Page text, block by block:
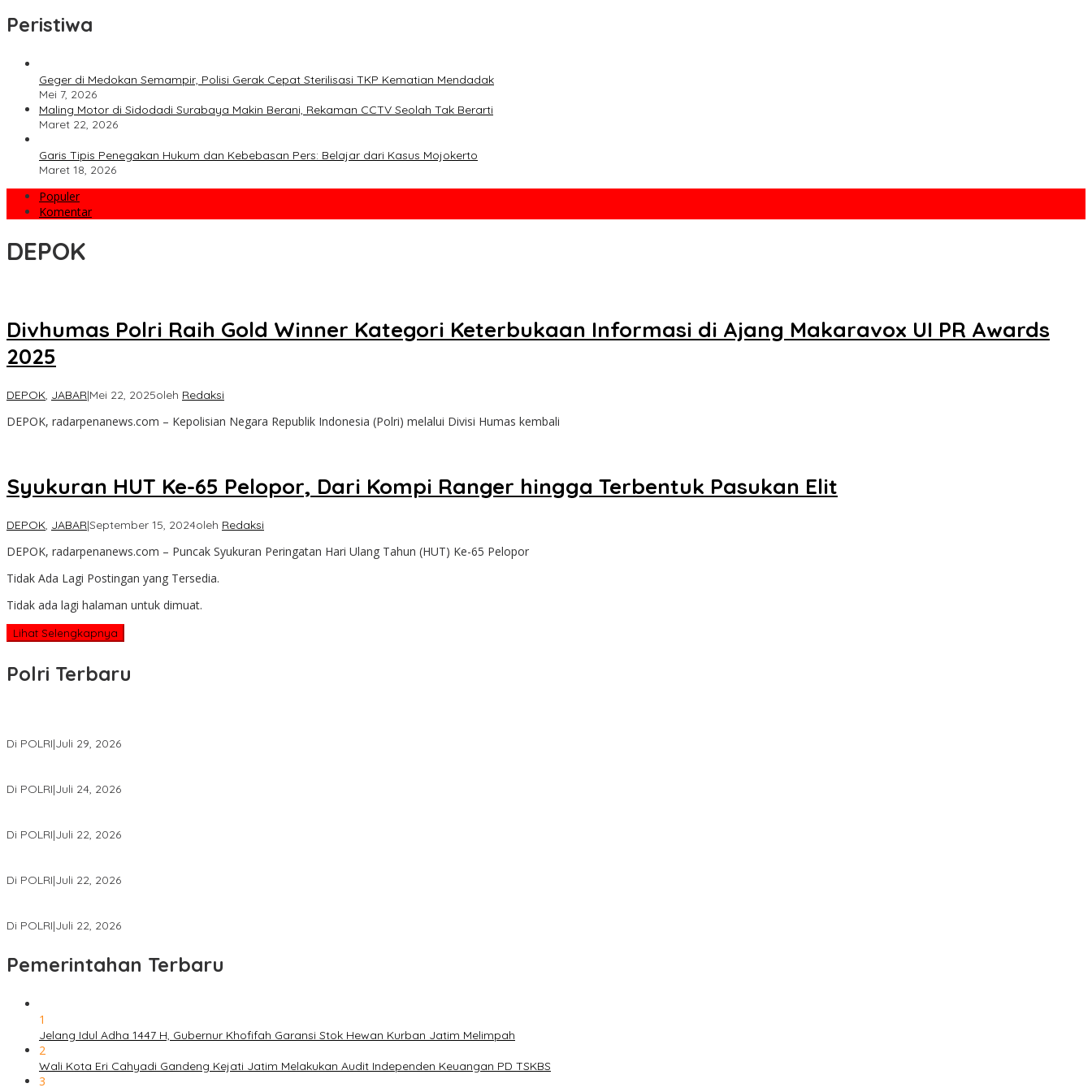
Peristiwa
Geger di Medokan Semampir, Polisi Gerak Cepat Sterilisasi TKP Kematian Mendadak
Mei 7, 2026
Maling Motor di Sidodadi Surabaya Makin Berani, Rekaman CCTV Seolah Tak Berarti
Maret 22, 2026
Garis Tipis Penegakan Hukum dan Kebebasan Pers: Belajar dari Kasus Mojokerto
Maret 18, 2026
Populer
Komentar
DEPOK
Divhumas Polri Raih Gold Winner Kategori Keterbukaan Informasi di Ajang Makaravox UI PR Awards
2025
DEPOK, JABAR|Mei 22, 2025oleh Redaksi
DEPOK, radarpenanews.com – Kepolisian Negara Republik Indonesia (Polri) melalui Divisi Humas kembali
Syukuran HUT Ke-65 Pelopor, Dari Kompi Ranger hingga Terbentuk Pasukan Elit
DEPOK, JABAR|September 15, 2024oleh Redaksi
DEPOK, radarpenanews.com – Puncak Syukuran Peringatan Hari Ulang Tahun (HUT) Ke-65 Pelopor
Tidak Ada Lagi Postingan yang Tersedia.
Tidak ada lagi halaman untuk dimuat.
Lihat Selengkapnya
Polri Terbaru
Di POLRI|Juli 29, 2026
Di POLRI|Juli 24, 2026
Di POLRI|Juli 22, 2026
Di POLRI|Juli 22, 2026
Di POLRI|Juli 22, 2026
Pemerintahan Terbaru
1
Jelang Idul Adha 1447 H, Gubernur Khofifah Garansi Stok Hewan Kurban Jatim Melimpah
2
Wali Kota Eri Cahyadi Gandeng Kejati Jatim Melakukan Audit Independen Keuangan PD TSKBS
3